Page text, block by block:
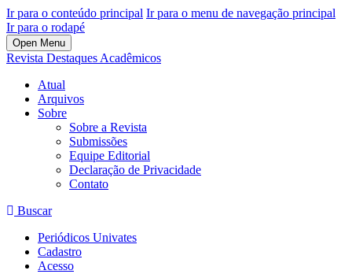
Ir para o conteúdo principal Ir para o menu de navegação principal
Ir para o rodapé
Open Menu
Revista Destaques Acadêmicos
Atual
Arquivos
Sobre
Sobre a Revista
Submissões
Equipe Editorial
Declaração de Privacidade
Contato
Buscar
Periódicos Univates
Cadastro
Acesso